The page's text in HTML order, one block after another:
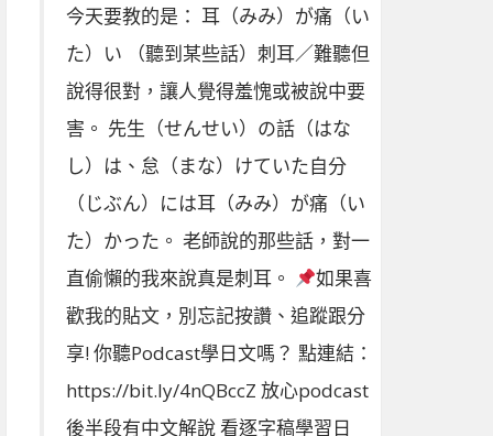
今天要教的是： 耳（みみ）が痛（い
た）い （聽到某些話）刺耳／難聽但
說得很對，讓人覺得羞愧或被說中要
害。 先生（せんせい）の話（はな
し）は、怠（まな）けていた自分
（じぶん）には耳（みみ）が痛（い
た）かった。 老師說的那些話，對一
直偷懶的我來說真是刺耳。
如果喜
歡我的貼文，別忘記按讚、追蹤跟分
享! 你聽Podcast學日文嗎？ 點連結：
https://bit.ly/4nQBccZ 放心podcast
後半段有中文解說 看逐字稿學習日